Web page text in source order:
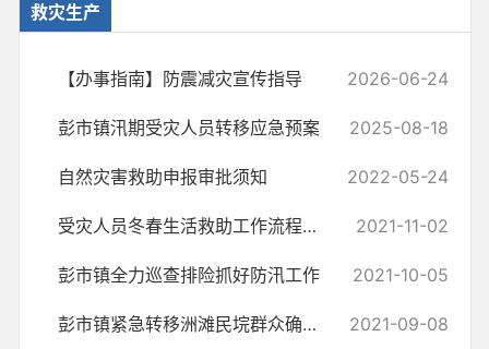
救灾生产
【办事指南】防震减灾宣传指导 2026-06-24
彭市镇汛期受灾人员转移应急预案 2025-08-18
自然灾害救助申报审批须知 2022-05-24
受灾人员冬春生活救助工作流程（修订稿） 2021-11-02
彭市镇全力巡查排险抓好防汛工作 2021-10-05
彭市镇紧急转移洲滩民垸群众确保安全度汛 2021-09-08